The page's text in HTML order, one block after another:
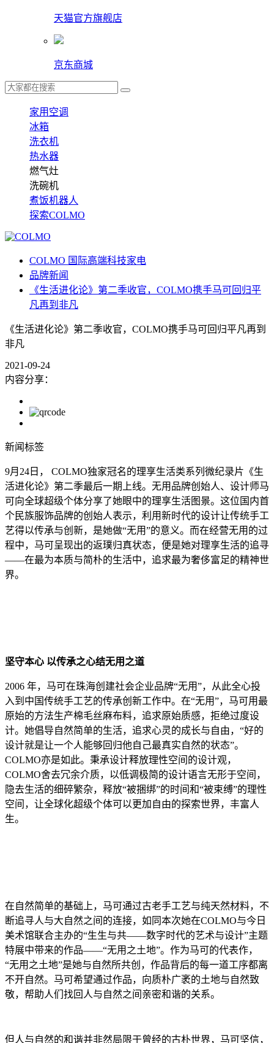
天猫官方旗舰店
京东商城
家用空调
冰箱
洗衣机
热水器
燃气灶
洗碗机
煮饭机器人
探索COLMO
COLMO 国际高端科技家电
品牌新闻
《生活进化论》第二季收官，COLMO携手马可回归平
凡再到非凡
《生活进化论》第二季收官，COLMO携手马可回归平凡再到
非凡
2021-09-24
内容分享：
新闻标签
9月24日， COLMO独家冠名的理享生活类系列微纪录片《生
活进化论》第二季最后一期上线。无用品牌创始人、设计师马
可向全球超级个体分享了她眼中的理享生活图景。这位国内首
个民族服饰品牌的创始人表示，利用新时代的设计让传统手工
艺得以传承与创新，是她做“无用”的意义。而在经营无用的过
程中，马可呈现出的返璞归真状态，便是她对理享生活的追寻
——在最为本质与简朴的生活中，追求最为奢侈富足的精神世
界。
坚守本心 以传承之心结无用之道
2006 年，马可在珠海创建社会企业品牌“无用”，从此全心投
入到中国传统手工艺的传承创新工作中。在“无用”，马可用最
原始的方法生产棉毛丝麻布料，追求原始质感，拒绝过度设
计。她倡导自然简单的生活，追求心灵的成长与自由，“好的
设计就是让一个人能够回归他自己最真实自然的状态”。
COLMO亦是如此。秉承设计释放理性空间的设计观，
COLMO舍去冗余介质，以低调极简的设计语言无形于空间，
隐去生活的细碎繁杂，释放“被捆绑”的时间和“被束缚”的理性
空间，让全球化超级个体可以更加自由的探索世界，丰富人
生。
在自然简单的基础上，马可通过古老手工艺与纯天然材料，不
断追寻人与大自然之间的连接，如同本次她在COLMO与今日
美术馆联合主办的“生生与共——数字时代的艺术与设计”主题
特展中带来的作品——“无用之土地”。作为马可的代表作，
“无用之土地”是她与自然所共创，作品背后的每一道工序都离
不开自然。马可希望通过作品，向质朴广袤的土地与自然致
敬，帮助人们找回人与自然之间亲密和谐的关系。
但人与自然的和谐并非然局限于曾经的古朴世界，马可坚信，